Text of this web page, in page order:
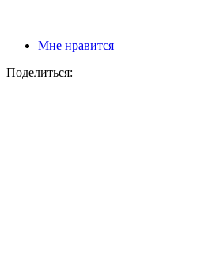
Мне нравится
Поделиться: